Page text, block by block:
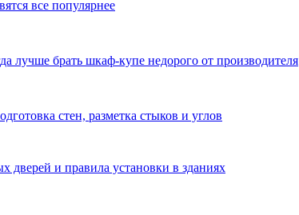
все популярнее
лучше брать шкаф-купе недорого от производителя
стен, разметка стыков и углов
дверей и правила установки в зданиях